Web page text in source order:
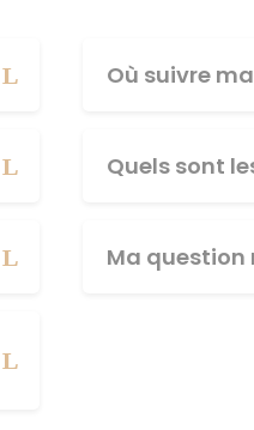
Où suivre
Quels sont
Ma question